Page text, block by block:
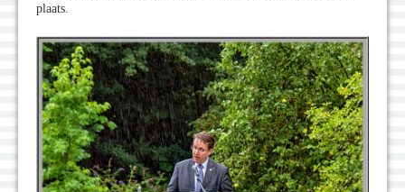
plaats.